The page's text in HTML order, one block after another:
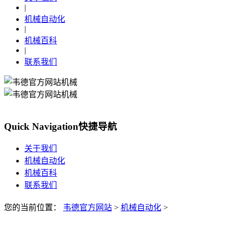
|
机械自动化
|
机械百科
|
联系我们
Quick Navigation快捷导航
关于我们
机械自动化
机械百科
联系我们
您的当前位置： 韦德官方网站 > 机械自动化 >